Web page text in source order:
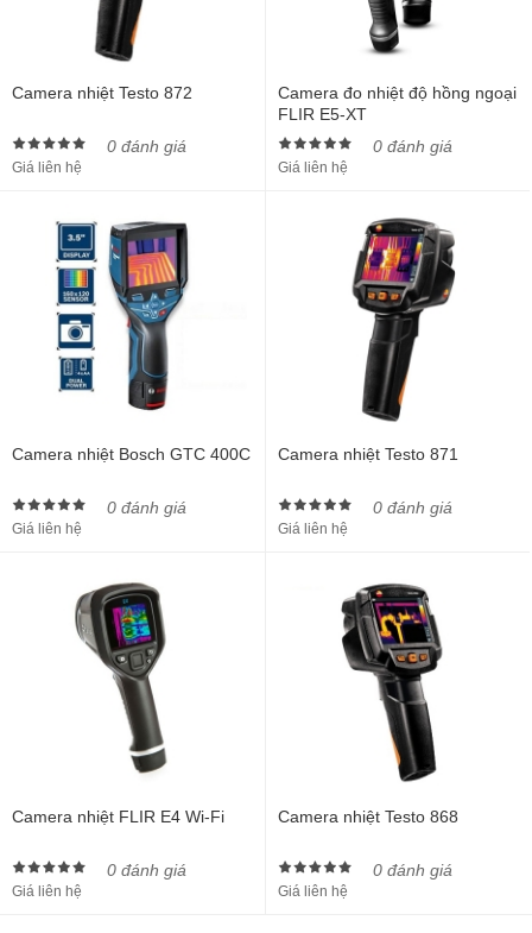
Camera nhiệt Testo 872
0 đánh giá
Giá liên hệ
Camera đo nhiệt độ hồng ngoại
FLIR E5-XT
0 đánh giá
Giá liên hệ
Camera nhiệt Bosch GTC 400C
0 đánh giá
Giá liên hệ
Camera nhiệt Testo 871
0 đánh giá
Giá liên hệ
Camera nhiệt FLIR E4 Wi-Fi
0 đánh giá
Giá liên hệ
Camera nhiệt Testo 868
0 đánh giá
Giá liên hệ